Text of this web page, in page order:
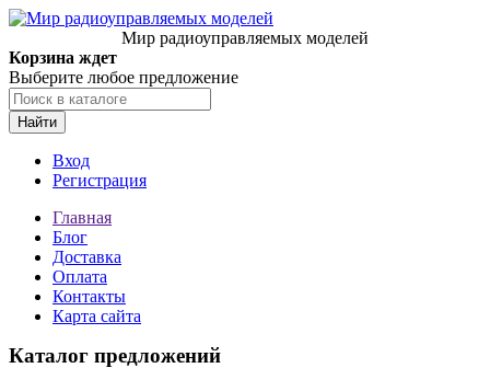
Мир радиоуправляемых моделей
Корзина ждет
Выберите любое предложение
Найти
Вход
Регистрация
Главная
Блог
Доставка
Оплата
Контакты
Карта сайта
Каталог предложений